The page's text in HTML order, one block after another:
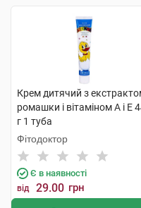
Крем дитячий з
ромашки і вітаміном А і Е
г 1 туба
Фітодоктор
Є в наявності
від 29.00 грн